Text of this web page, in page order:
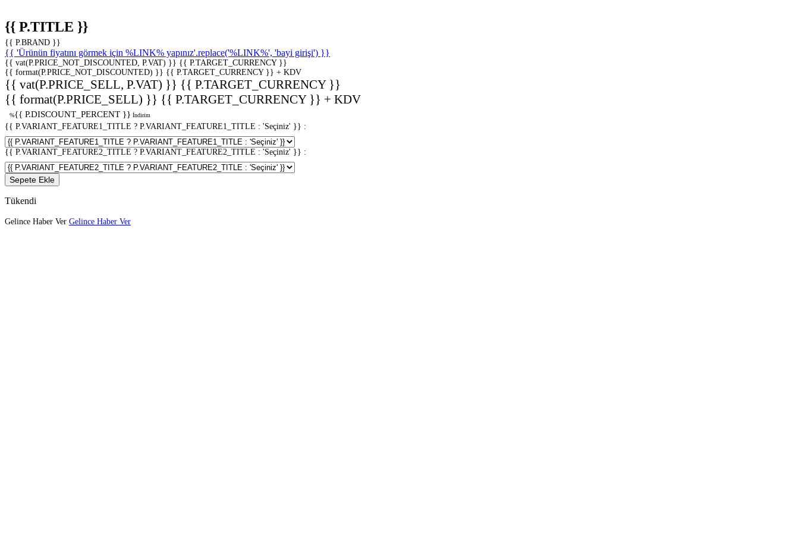
{{ P.TITLE }}
{{ P.BRAND }}
{{ 'Ürünün fiyatını görmek için %LINK% yapınız'.replace('%LINK%', 'bayi girişi') }}
{{ vat(P.PRICE_NOT_DISCOUNTED, P.VAT) }} {{ P.TARGET_CURRENCY }}
{{ format(P.PRICE_NOT_DISCOUNTED) }} {{ P.TARGET_CURRENCY }} + KDV
{{ vat(P.PRICE_SELL, P.VAT) }} {{ P.TARGET_CURRENCY }}
{{ format(P.PRICE_SELL) }} {{ P.TARGET_CURRENCY }} + KDV
%{{ P.DISCOUNT_PERCENT }} İndirim
{{ P.VARIANT_FEATURE1_TITLE ? P.VARIANT_FEATURE1_TITLE : 'Seçiniz' }} :
{{ P.VARIANT_FEATURE2_TITLE ? P.VARIANT_FEATURE2_TITLE : 'Seçiniz' }} :
Sepete Ekle
Tükendi
Gelince Haber Ver Gelince Haber Ver